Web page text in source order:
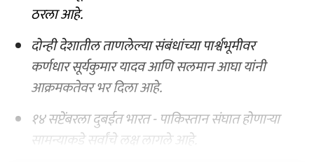
ठरला आहे.
दोन्ही देशातील ताणलेल्या संबंधांच्या पार्श्वभूमीवर
कर्णधार सूर्यकुमार यादव आणि सलमान आघा यांनी
आक्रमकतेवर भर दिला आहे.
१४ सप्टेंबरला दुबईत भारत - पाकिस्तान संघात होणाऱ्या
सामन्याकडे सर्वांचे लक्ष लागले आहे.